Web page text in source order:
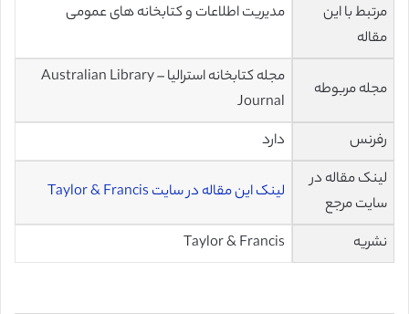
مرتبط با این
مقاله
مدیریت اطلاعات و کتابخانه های عمومی
مجله مربوطه
مجله کتابخانه استرالیا – Australian Library
Journal
رفرنس
دارد
لینک مقاله در
سایت مرجع
لینک این مقاله در سایت Taylor & Francis
نشریه Taylor & Francis